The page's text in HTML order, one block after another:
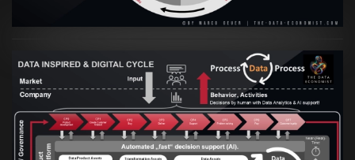
Artikel:Prozesse und Daten müssen Hand
in Hand gehen